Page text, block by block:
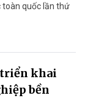
toàn quốc lần thứ
triển khai
bền